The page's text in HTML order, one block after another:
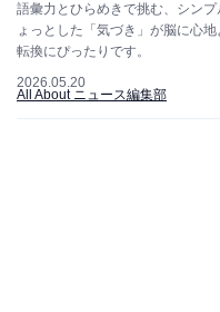
語彙力とひらめきで挑む、シン
ょっとした「気づき」が脳に心
転換にぴったりです。
2026.05.20
All About ニュース編集部